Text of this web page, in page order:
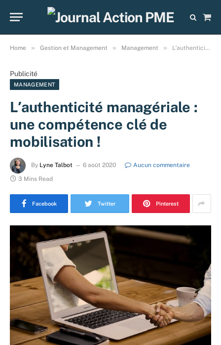
Cart
Home » Gestion et Management » Management » Lʹauthenticité managériale : une compétence clé de mobilisation !
Publicité
MANAGEMENT
Lʹauthenticité managériale :
une compétence clé de
mobilisation !
By Lyne Talbot 6 août 2020
Aucun commentaire
3 Mins Read
Facebook Twitter Pinterest